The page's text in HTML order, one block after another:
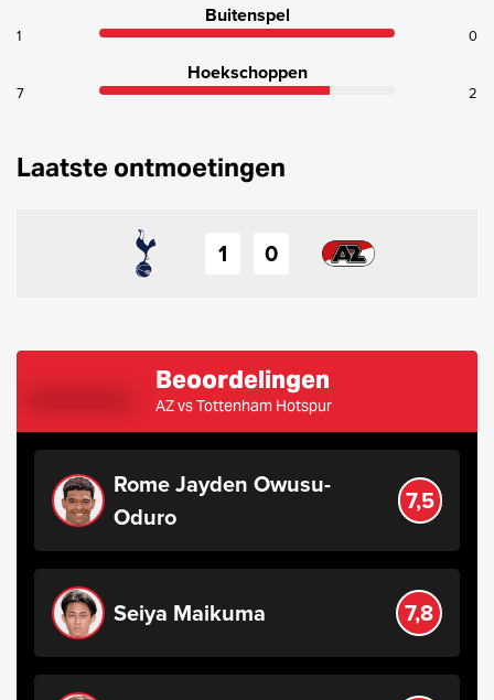
Buitenspel
1 0
Hoekschoppen
7 2
Laatste ontmoetingen
1 0
Beoordelingen
AZ vs Tottenham Hotspur
Rome Jayden Owusu-
Oduro
7,5
Seiya Maikuma 7,8